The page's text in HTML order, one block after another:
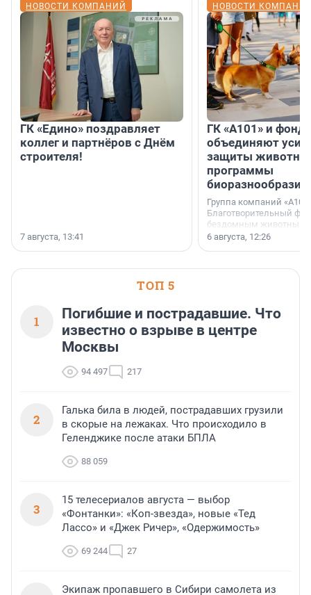
НОВОСТИ КОМПАНИЙ
ГК «Едино» поздравляет
коллег и партнёров с Днём
строителя!
7 августа, 13:41
НОВОСТИ
ГК «А101» и фонд
объединяют
защиты
программы
биоразнообразия
Группа компаний
Благотворительный
бездомным животным
заключили соглашение
6 августа, 12:26
ТОП 5
1
Погибшие и пострадавшие. Что
известно о взрыве в центре
Москвы
94 497 217
2
Галька била в людей, пострадавших грузили
в скорые на лежаках. Что происходило в
Геленджике после атаки БПЛА
88 059
3
15 телесериалов августа — выбор
«Фонтанки»: «Коп-звезда», новые «Тед
Лассо» и «Джек Ричер», «Одержимость»
69 244 27
Экипаж пропавшего в Сибири самолета из